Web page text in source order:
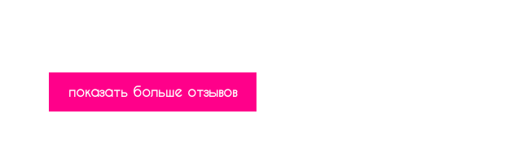
показать больше отзывов